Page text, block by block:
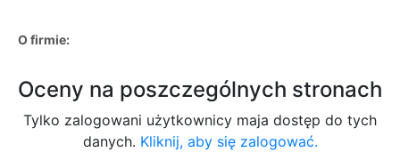
O firmie:
Oceny na poszczególnych stronach
Tylko zalogowani użytkownicy maja dostęp do tych
danych. Kliknij, aby się zalogować.